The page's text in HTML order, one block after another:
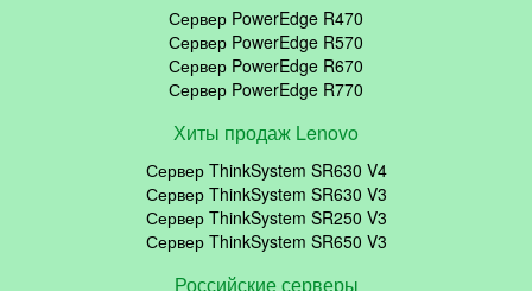
Сервер PowerEdge R470
Сервер PowerEdge R570
Сервер PowerEdge R670
Сервер PowerEdge R770
Хиты продаж Lenovo
Сервер ThinkSystem SR630 V4
Сервер ThinkSystem SR630 V3
Сервер ThinkSystem SR250 V3
Сервер ThinkSystem SR650 V3
Российские серверы